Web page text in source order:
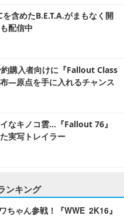
含めたB.E.T.A.がまもなく開
配信中
購入者向けに『Fallout Class
―原点を手に入れるチャンス
なキノコ雲…『Fallout 76』
実写トレイラー
ンキング
ちゃん参戦！『WWE 2K16』